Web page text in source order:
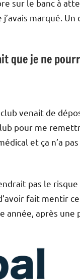
sur le banc à
marqué. Un
que je ne
venait de
pour me
et ça n’a
pas le
fait mentir
année, après